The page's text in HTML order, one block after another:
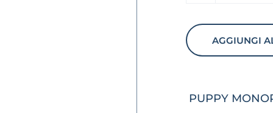
AGGIUNGI
PUPPY